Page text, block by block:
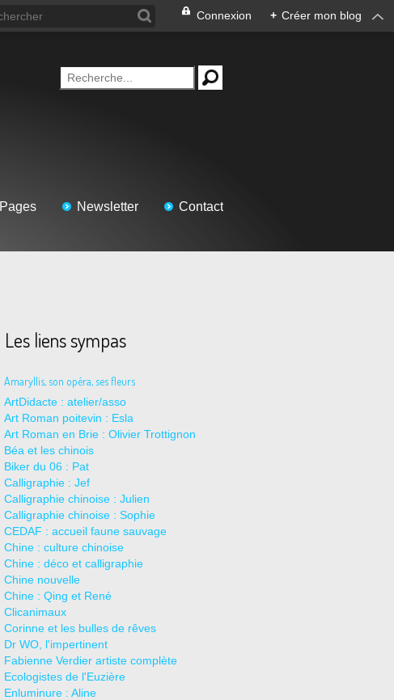
Connexion + Créer mon blog
Pages Newsletter Contact
Les liens sympas
Amaryllis, son opéra, ses fleurs
ArtDidacte : atelier/asso
Art Roman poitevin : Esla
Art Roman en Brie : Olivier Trottignon
Béa et les chinois
Biker du 06 : Pat
Calligraphie : Jef
Calligraphie chinoise : Julien
Calligraphie chinoise : Sophie
CEDAF : accueil faune sauvage
Chine : culture chinoise
Chine : déco et calligraphie
Chine nouvelle
Chine : Qing et René
Clicanimaux
Corinne et les bulles de rêves
Dr WO, l'impertinent
Fabienne Verdier artiste complète
Ecologistes de l'Euzière
Enluminure : Aline